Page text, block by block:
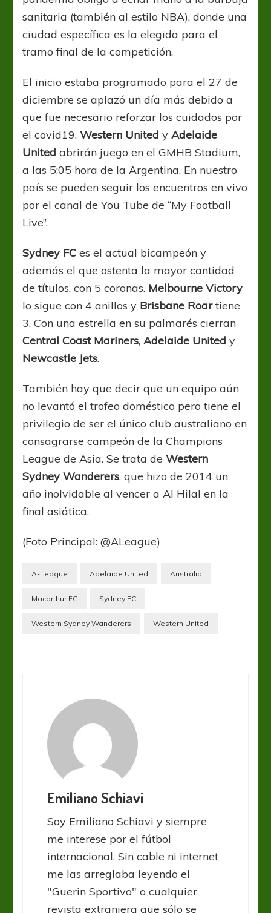
sanitaria (también al estilo NBA), donde una
ciudad específica es la elegida para el
tramo final de la competición.
El inicio estaba programado para el 27 de
diciembre se aplazó un día más debido a
que fue necesario reforzar los cuidados por
el covid19.Western UnitedyAdelaide
Unitedabrirán juego en el GMHB Stadium,
a las 5:05 hora de la Argentina. En nuestro
país se pueden seguir los encuentros en vivo
por el canal de You Tube de “My Football
Live”.
Sydney FC es el actual bicampeón y
además el que ostenta la mayor cantidad
de títulos, con 5 coronas. Melbourne Victory
lo sigue con 4 anillos y Brisbane Roartiene
3. Con una estrella en su palmarés cierran
Central Coast Mariners,Adelaide United y
Newcastle Jets.
También hay que decir que un equipo aún
no levantó el trofeo doméstico pero tiene el
privilegio de ser el único club australiano en
consagrarse campeón de la Champions
League de Asia. Se trata deWestern
Sydney Wanderers, que hizo de 2014 un
año inolvidable al vencer a Al Hilal en la
final asiática.
(Foto Principal: @ALeague)
A-League Adelaide United Australia
Macarthur FC Sydney FC
Western Sydney Wanderers Western United
Emiliano Schiavi
Soy Emiliano Schiavi y siempre
me interese por el fútbol
internacional. Sin cable ni internet
me las arreglaba leyendo el
"Guerin Sportivo" o cualquier
revista extranjera que sólo se